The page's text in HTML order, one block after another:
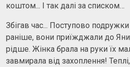
коштом... І так далі за списком…
Збігав час... Поступово
раніше, вони приїжджали до
рідше. Жінка брала на руки їх
завмирала від захоплення!